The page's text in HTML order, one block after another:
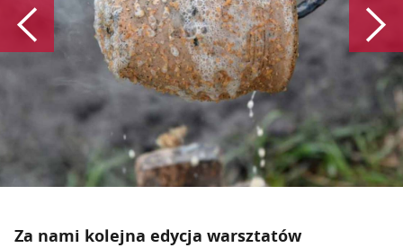
Poprzedni
Za nami kolejna edycja warsztatów